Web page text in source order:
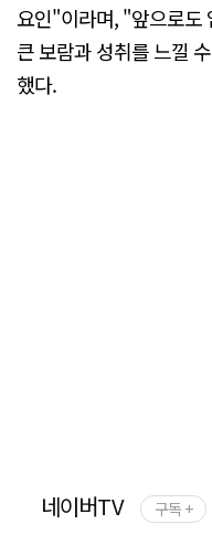
요인"이라며, "앞으로도
큰 보람과 성취를 느낄
했다.
네이버TV 구독 +